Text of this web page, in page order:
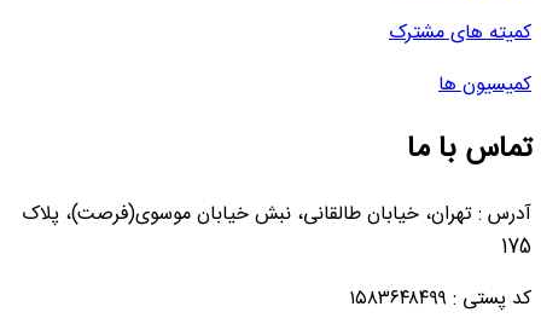
کمیته های مشترک
کمیسیون ها
تماس با ما
آدرس : تهران، خیابان طالقانی، نبش خیابان موسوی(فرصت)، پلاک
175
کد پستی : ۱۵۸۳۶۴۸۴۹۹